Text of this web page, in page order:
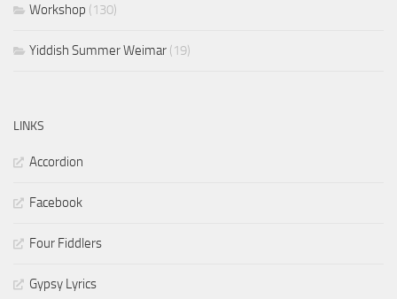
Workshop (130)
Yiddish Summer Weimar (19)
LINKS
Accordion
Facebook
Four Fiddlers
Gypsy Lyrics